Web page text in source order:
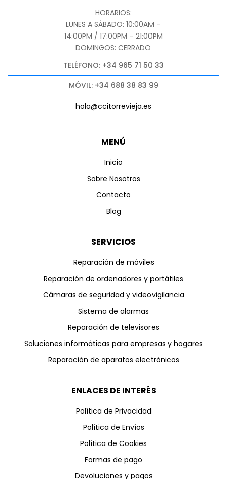
MENÚ
Inicio
Sobre Nosotros
Contacto
Blog
SERVICIOS
Reparación de móviles
Reparación de ordenadores y portátiles
Cámaras de seguridad y videovigilancia
Sistema de alarmas
Reparación de televisores
Soluciones informáticas para empresas y hogares
Reparación de aparatos electrónicos
ENLACES DE INTERÉS
Política de Privacidad
Política de Envíos
Política de Cookies
Formas de pago
Devoluciones y pagos
HORARIOS:
LUNES A SÁBADO: 10:00AM –
14:00PM / 17:00PM – 21:00PM
DOMINGOS: CERRADO
TELÉFONO: +34 965 71 50 33
MÓVIL: +34 688 38 83 99
hola@ccitorrevieja.es